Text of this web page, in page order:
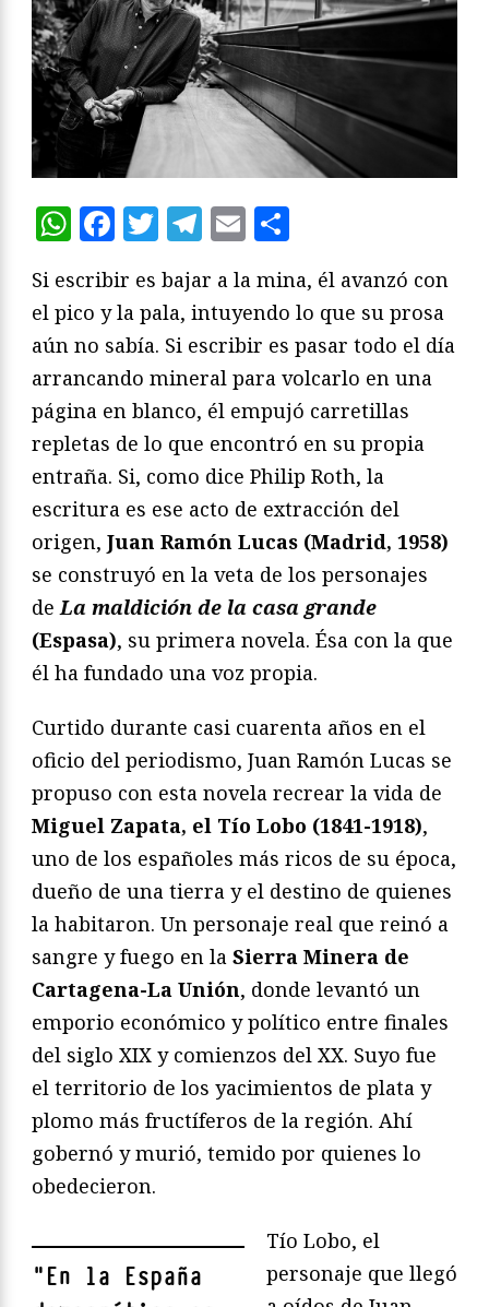
WhatsApp
Facebook
Twitter
Telegram
Email
Si escribir es bajar a la mina, él avanzó con
el pico y la pala, intuyendo lo que su prosa
aún no sabía. Si escribir es pasar todo el día
arrancando mineral para volcarlo en una
página en blanco, él empujó carretillas
repletas de lo que encontró en su propia
entraña. Si, como dice Philip Roth, la
escritura es ese acto de extracción del
origen, Juan Ramón Lucas (Madrid, 1958)
se construyó en la veta de los personajes
de La maldición de la casa grande
(Espasa), su primera novela. Ésa con la que
él ha fundado una voz propia.
Curtido durante casi cuarenta años en el
oficio del periodismo, Juan Ramón Lucas se
propuso con esta novela recrear la vida de
Miguel Zapata, el Tío Lobo (1841-1918),
uno de los españoles más ricos de su época,
dueño de una tierra y el destino de quienes
la habitaron. Un personaje real que reinó a
sangre y fuego en la Sierra Minera de
Cartagena-La Unión, donde levantó un
emporio económico y político entre finales
del siglo XIX y comienzos del XX. Suyo fue
el territorio de los yacimientos de plata y
plomo más fructíferos de la región. Ahí
gobernó y murió, temido por quienes lo
obedecieron.
"En la España
Tío Lobo, el
personaje que llegó